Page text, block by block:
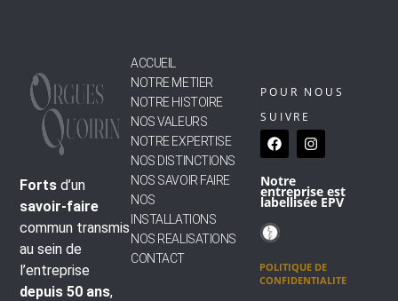
Forts d’un
savoir-faire
commun transmis
au sein de
l’entreprise
depuis 50 ans,
ACCUEIL
NOTRE METIER
NOTRE HISTOIRE
NOS VALEURS
NOTRE EXPERTISE
NOS DISTINCTIONS
NOS SAVOIR FAIRE
NOS
INSTALLATIONS
NOS REALISATIONS
CONTACT
POUR NOUS
SUIVRE
Notre
entreprise est
labellisée EPV
POLITIQUE DE
CONFIDENTIALITE